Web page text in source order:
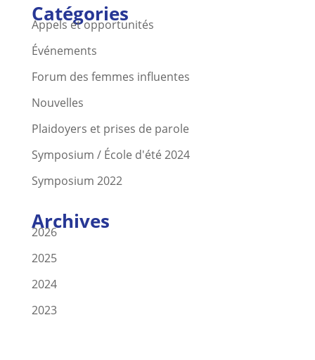
Catégories
Appels et opportunités
Événements
Forum des femmes influentes
Nouvelles
Plaidoyers et prises de parole
Symposium / École d'été 2024
Symposium 2022
Archives
2026
2025
2024
2023